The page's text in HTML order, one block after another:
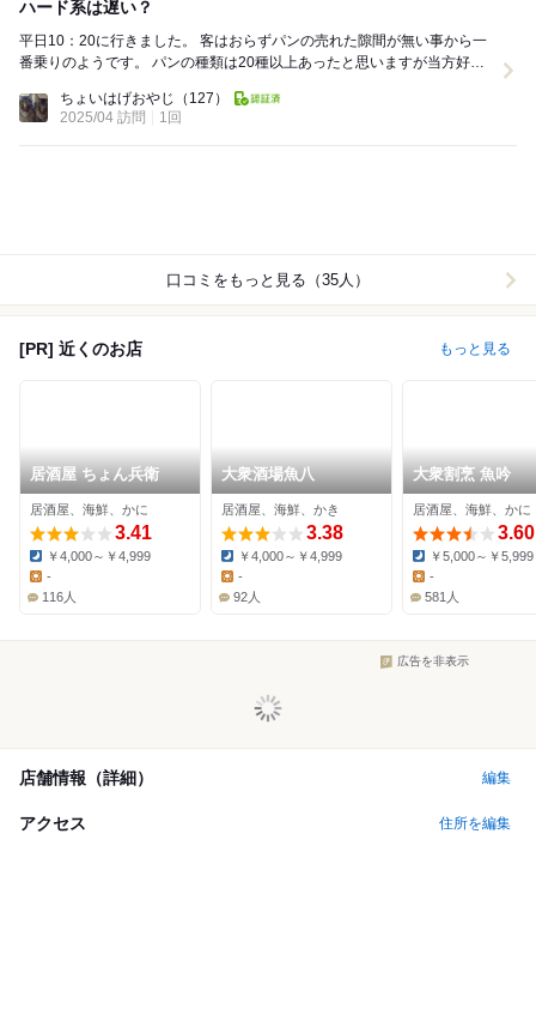
ハード系は遅い？
平日10：20に行きました。 客はおらずパンの売れた隙間が無い事から一
番乗りのようです。 パンの種類は20種以上あったと思いますが当方好き
ちょいはげおやじ
（127）
2025/04 訪問
1回
口コミをもっと見る（35人）
[PR] 近くのお店 もっと見る
居酒屋 ちょん兵衛
居酒屋、海鮮、かに
3.41
Dinner:
￥4,000～￥4,999
-
116人
大衆酒場魚八
居酒屋、海鮮、かき
3.38
Dinner:
￥4,000～￥4,999
Lunch:
-
92人
大衆割烹 魚吟
居酒屋、海鮮、かに
3.60
Dinner:
￥5,000～￥5,999
-
581人
広告を非表示
店舗情報（詳細） 編集
アクセス 住所を編集